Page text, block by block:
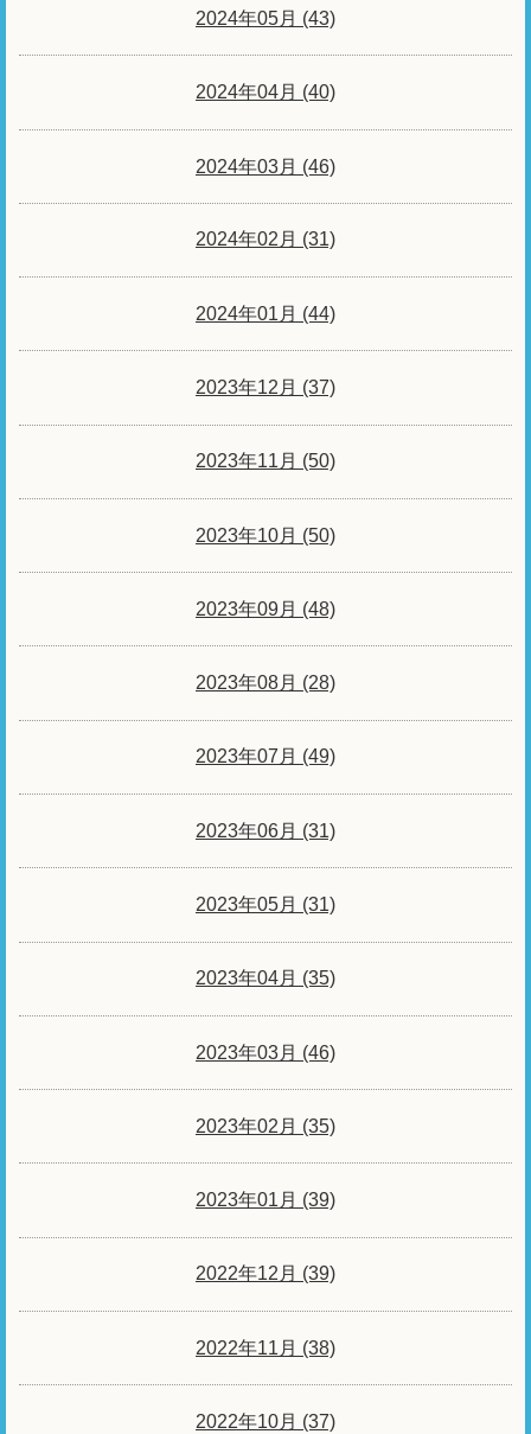
2024年05月 (43)
2024年04月 (40)
2024年03月 (46)
2024年02月 (31)
2024年01月 (44)
2023年12月 (37)
2023年11月 (50)
2023年10月 (50)
2023年09月 (48)
2023年08月 (28)
2023年07月 (49)
2023年06月 (31)
2023年05月 (31)
2023年04月 (35)
2023年03月 (46)
2023年02月 (35)
2023年01月 (39)
2022年12月 (39)
2022年11月 (38)
2022年10月 (37)